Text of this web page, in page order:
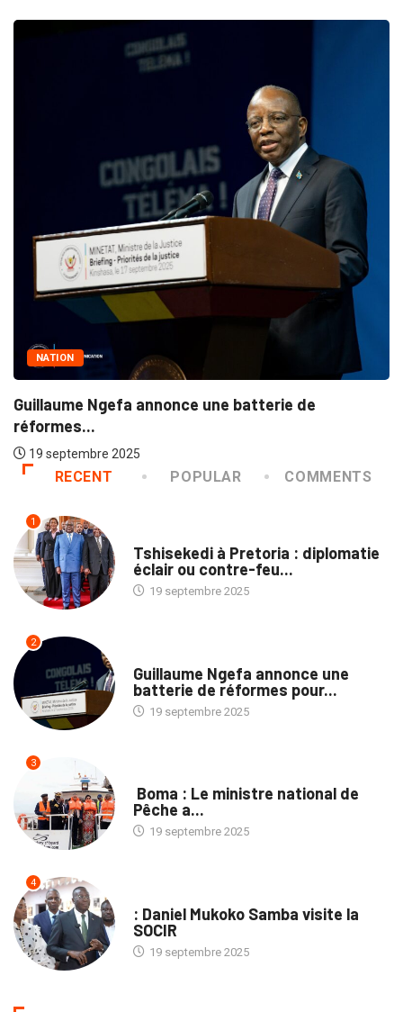
NATION
Ngefa annonce une batterie de
septembre 2025
RECENT POPULAR COMMENTS
1
Tshisekedi à Pretoria : diplomatie
éclair ou contre-feu...
19 septembre 2025
2
Guillaume Ngefa annonce une
batterie de réformes pour...
19 septembre 2025
3
Boma : Le ministre national de
Pêche a...
19 septembre 2025
4
: Daniel Mukoko Samba visite la
SOCIR
19 septembre 2025